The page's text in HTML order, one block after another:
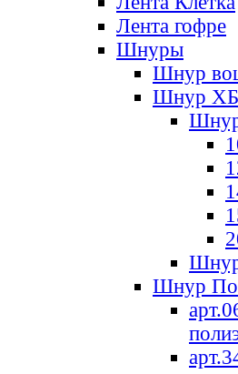
Лента гофре
Шнуры
Шнур
Шнур ХБ
Шнур